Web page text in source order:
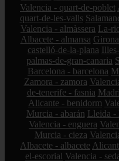
Valencia - quart-de-poblet
quart-de-les-valls
Valencia - almàssera La-
Albacete - almansa
castelló-de-la-plana
palmas-de-gran-canaria
Barcelona - barcelona
Zamora - zamora
de-tenerife - fasnia
Alicante - benidorm
Murcia - abarán Lleida -
Valencia - enguera
Murcia - cieza
Albacete - albacete
el-escorial Valencia -